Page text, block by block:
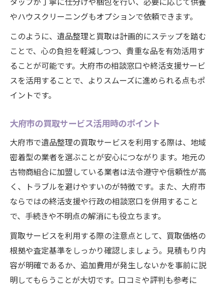
やハウスクリーニングもオプションで依頼できます。
このように、遺品整理と買取は計画的にステップを踏む
ことで、心の負担を軽減しつつ、貴重な品を有効活用す
ることが可能です。大府市の相談窓口や終活支援サービ
スを活用することで、よりスムーズに進められる点もポ
イントです。
大府市の買取サービス活用時のポイント
大府市で遺品整理の買取サービスを利用する際は、地域
密着型の業者を選ぶことが安心につながります。地元の
古物商組合に加盟している業者は法令遵守や信頼性が高
く、トラブルを避けやすいのが特徴です。また、大府市
ならではの終活支援や行政の相談窓口を併用すること
で、手続きや不明点の解消にも役立ちます。
買取サービスを利用する際の注意点として、買取価格の
根拠や査定基準をしっかり確認しましょう。見積もり内
容が明確であるか、追加費用が発生しないかを事前に説
明してもらうことが大切です。口コミや評判も参考に